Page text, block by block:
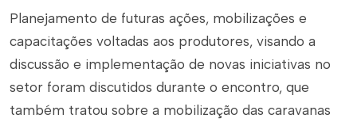
Planejamento de futuras ações, mobilizações e
capacitações voltadas aos produtores, visando a
discussão e implementação de novas iniciativas no
setor foram discutidos durante o encontro, que
também tratou sobre a mobilização das caravanas